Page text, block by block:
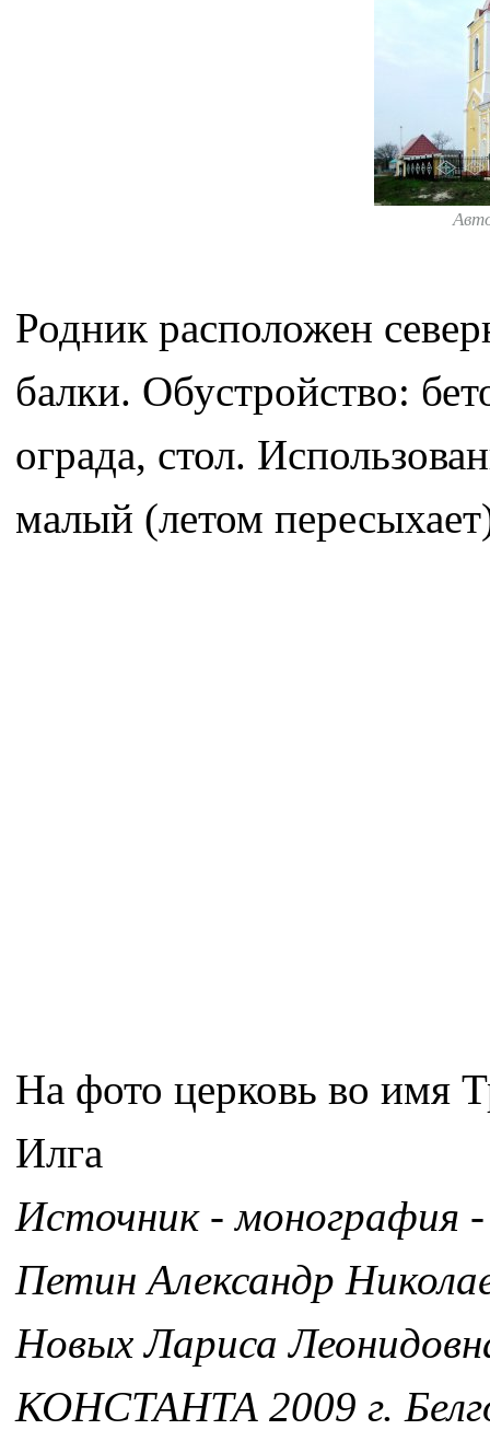
Родник расположен
балки. Обустройство:
ограда, стол.
малый (летом
На фото церковь во имя
Илга
Источник - монография -
Петин Александр
Новых Лариса
КОНСТАНТА 2009 г.